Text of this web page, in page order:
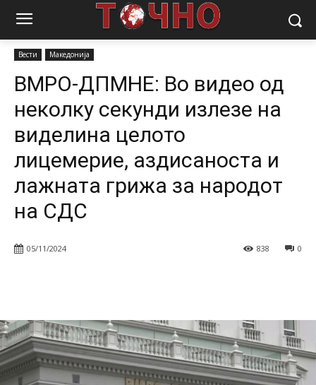
Почетна
ВМРО-ДПМНЕ: Во видео од неколку секунди
Вести Македонија
ВМРО-ДПМНЕ: Во видео од
неколку секунди излезе на
виделина целото
лицемерие, аздисаноста и
лажната грижа за народот
на СДС
05/11/2024 0
838